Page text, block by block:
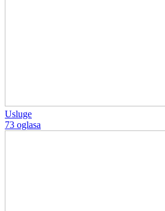
Usluge
73 oglasa